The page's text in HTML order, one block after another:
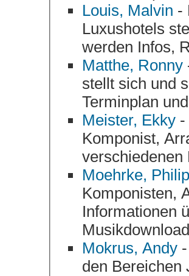
Louis, Malvin -
Luxushotels
Matthe, Ronny
stellt sich und seine Aktivitäten mit Infos, Hörbeispielen,
Meister, Ekky-
Komponist, Arrangeur und Texter stellt sich und seine
verschiedenen
Moehrke,
Komponisten, Arrangeurs und Produzenten. Bietet
Informationen über
Mokrus, Andy-
den Bereichen Jazz, Rock, Pop und Klassik. Vorstellung